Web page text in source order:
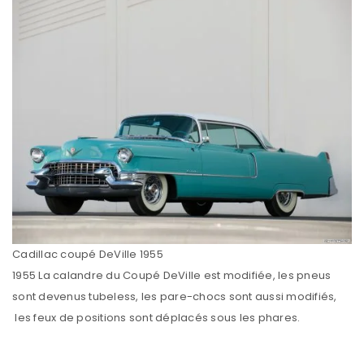
Cadillac coupé DeVille 1955
1955 La calandre du Coupé DeVille est modifiée, les pneus
sont devenus tubeless, les pare-chocs sont aussi modifiés,
les feux de positions sont déplacés sous les phares.